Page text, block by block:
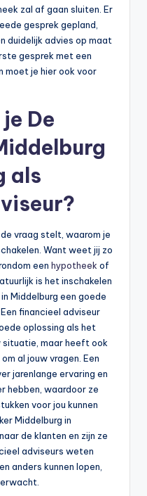
zal af gaan sluiten. Er
gesprek gepland,
duidelijk advies op maat
gesprek met een
moet je hier ook voor
De
als
vraag stelt, waarom je
Want weet jij zo
een hypotheek of
is het inschakelen
Middelburg een goede
financieel adviseur
oplossing als het
situatie, maar heeft ook
al jouw vragen. Een
jarenlange ervaring en
hebben, waardoor ze
voor jou kunnen
Middelburg in
de klanten en zijn ze
adviseurs weten
anders kunnen lopen,